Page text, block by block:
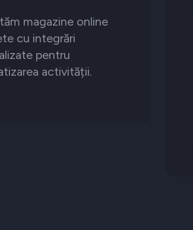
magazine online
cu integrări
pentru
activității.